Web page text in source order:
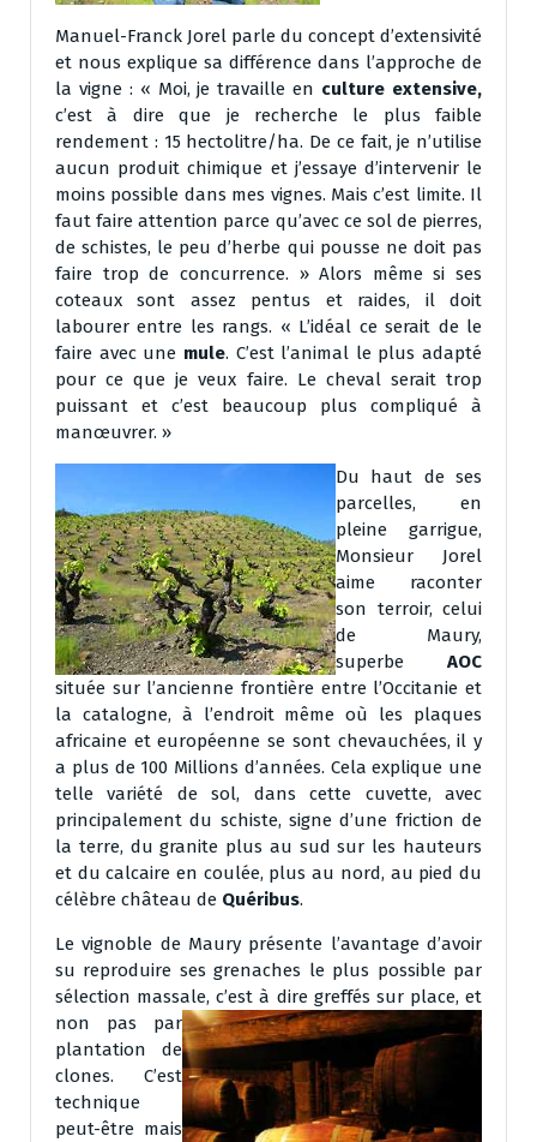
Manuel-Franck Jorel parle du concept d’extensivité
et nous explique sa différence dans l’approche de
la vigne : « Moi, je travaille en culture extensive,
c’est à dire que je recherche le plus faible
rendement : 15 hectolitre/ha. De ce fait, je n’utilise
aucun produit chimique et j’essaye d’intervenir le
moins possible dans mes vignes. Mais c’est limite. Il
faut faire attention parce qu’avec ce sol de pierres,
de schistes, le peu d’herbe qui pousse ne doit pas
faire trop de concurrence. » Alors même si ses
coteaux sont assez pentus et raides, il doit
labourer entre les rangs. « L’idéal ce serait de le
faire avec une mule. C’est l’animal le plus adapté
pour ce que je veux faire. Le cheval serait trop
puissant et c’est beaucoup plus compliqué à
manœuvrer. »
Du haut de ses
parcelles, en
pleine garrigue,
Monsieur Jorel
aime raconter
son terroir, celui
de Maury,
superbe AOC
située sur l’ancienne frontière entre l’Occitanie et
la catalogne, à l’endroit même où les plaques
africaine et européenne se sont chevauchées, il y
a plus de 100 Millions d’années. Cela explique une
telle variété de sol, dans cette cuvette, avec
principalement du schiste, signe d’une friction de
la terre, du granite plus au sud sur les hauteurs
et du calcaire en coulée, plus au nord, au pied du
célèbre château de Quéribus.
Le vignoble de Maury présente l’avantage d’avoir
su reproduire ses grenaches le plus possible par
sélection massale, c’est à dire greffés sur place, et
non pas par
plantation de
clones. C’est
technique
peut-être mais